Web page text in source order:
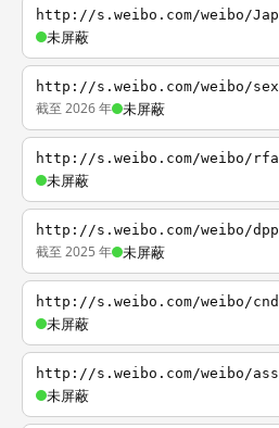
http://s.weibo.com/weibo/Jap
未屏蔽
http://s.weibo.com/weibo/sex
截至 2026 年 未屏蔽
http://s.weibo.com/weibo/rfa
未屏蔽
http://s.weibo.com/weibo/dpp
截至 2025 年 未屏蔽
http://s.weibo.com/weibo/cnd
未屏蔽
http://s.weibo.com/weibo/ass
未屏蔽